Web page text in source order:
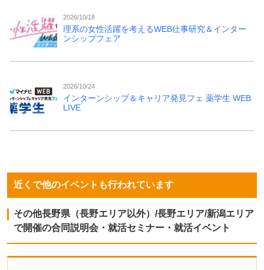
2026/10/18
理系の女性活躍を考えるWEB仕事研究＆インター
ンシップフェア
2026/10/24
インターンシップ＆キャリア発見フェ 薬学生 WEB
LIVE
近くで他のイベントも行われています
その他長野県（長野エリア以外）/長野エリア/新潟エリア
で開催の合同説明会・就活セミナー・就活イベント